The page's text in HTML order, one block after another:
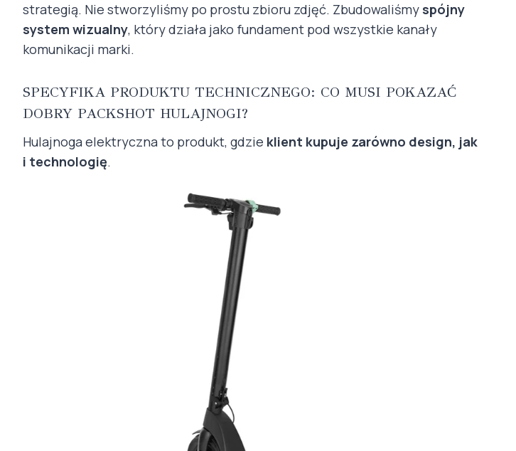
strategią. Nie stworzyliśmy po prostu zbioru zdjęć. Zbudowaliśmy spójny
system wizualny, który działa jako fundament pod wszystkie kanały
komunikacji marki.
SPECYFIKA PRODUKTU TECHNICZNEGO: CO MUSI POKAZAĆ
DOBRY PACKSHOT HULAJNOGI?
Hulajnoga elektryczna to produkt, gdzie klient kupuje zarówno design, jak
i technologię.